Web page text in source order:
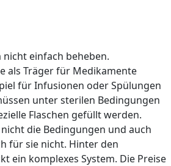
nicht einfach beheben.
als Träger für Medikamente
für Infusionen oder Spülungen
unter sterilen Bedingungen
Flaschen gefüllt werden.
die Bedingungen und auch
für sie nicht. Hinter den
ein komplexes System. Die Preise